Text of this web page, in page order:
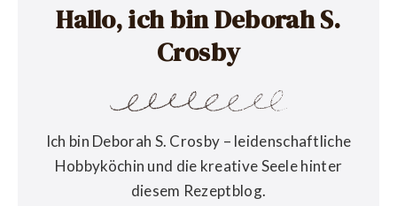
Hallo, ich bin Deborah S.
Crosby
Ich bin Deborah S. Crosby – leidenschaftliche
Hobbyköchin und die kreative Seele hinter
diesem Rezeptblog.